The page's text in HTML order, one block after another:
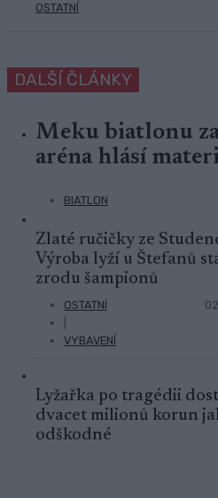
OSTATNÍ
DALŠÍ ČLÁNKY
Meku biatlonu
aréna hlásí
BIATLON
Zlaté ručičky ze
Výroba lyží u Štefanů
zrodu šampionů
OSTATNÍ
VYBAVENÍ
Lyžařka po tragédii
dvacet milionů korun
odškodné